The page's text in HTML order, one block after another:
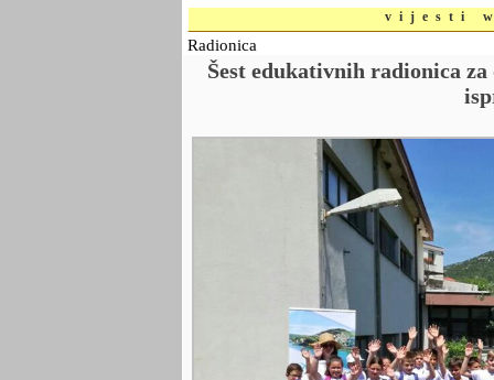
vijesti
Radionica
Šest edukativnih radionica za